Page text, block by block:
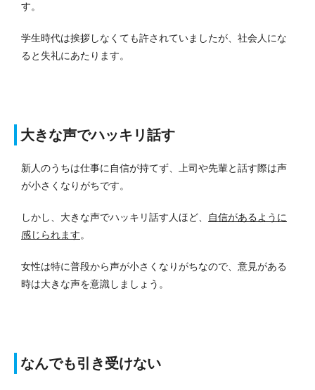
す。
学生時代は挨拶しなくても許されていましたが、社会人にな
ると失礼にあたります。
大きな声でハッキリ話す
新人のうちは仕事に自信が持てず、上司や先輩と話す際は声
が小さくなりがちです。
しかし、大きな声でハッキリ話す人ほど、
自信があるように
感じられます。
女性は特に普段から声が小さくなりがちなので、意見がある
時は大きな声を意識しましょう。
なんでも引き受けない